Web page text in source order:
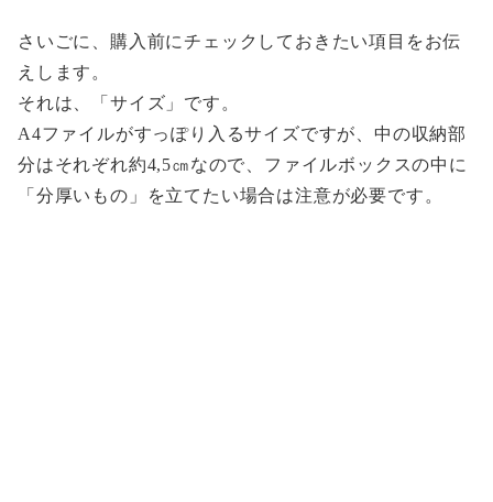
さいごに、購入前にチェックしておきたい項目をお伝
えします。
それは、「サイズ」です。
A4ファイルがすっぽり入るサイズですが、中の収納部
分はそれぞれ約4,5㎝なので、ファイルボックスの中に
「分厚いもの」を立てたい場合は注意が必要です。